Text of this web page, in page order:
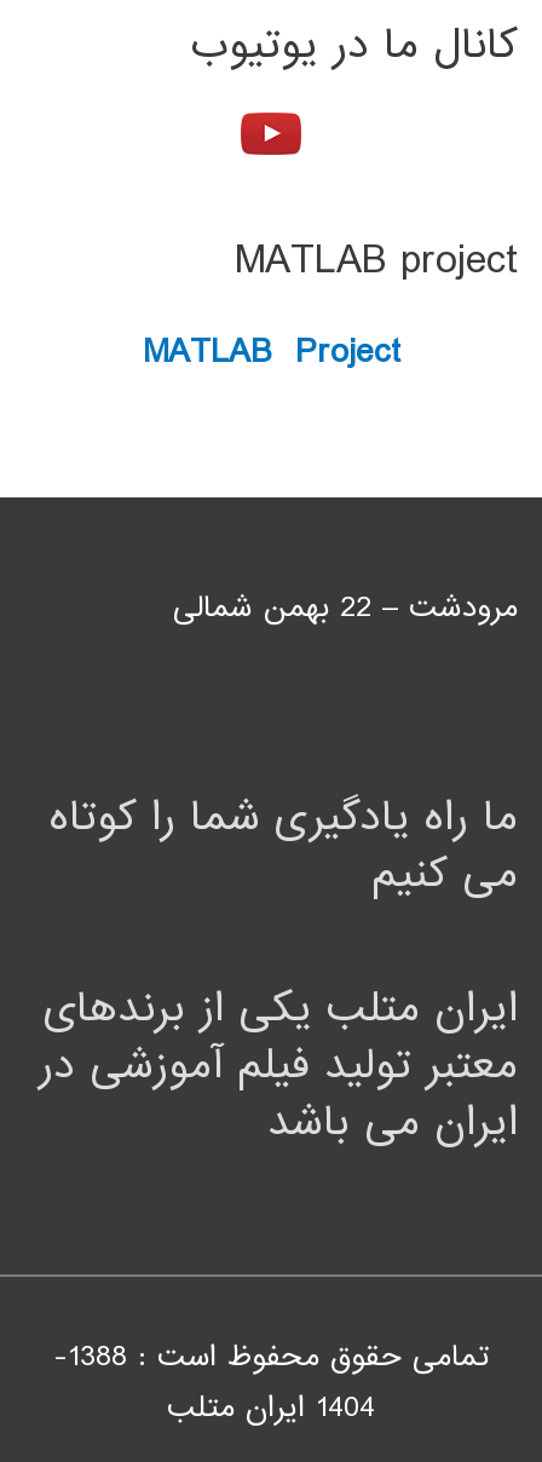
کانال ما در یوتیوب
MATLAB project
MATLAB Project
مرودشت – 22 بهمن شمالی
ما راه یادگیری شما را کوتاه
می کنیم
ایران متلب یکی از برندهای
معتبر تولید فیلم آموزشی در
ایران می باشد
تمامی حقوق محفوظ است : 1388-
1404 ايران متلب